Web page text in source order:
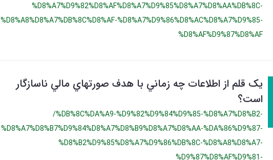
%D8%A7%D9%82%D8%AF%D8%A7%D9%85%D8%A7%D8%AA%DB%8C-
%D8%A8%D8%A7%DB%8C%D8%AF-%D8%A7%D9%86%D8%AC%D8%A7%D9%85-
%D8%AF%D9%87%D8%AF
یک قلم از اطلاعات چه زماني با هدف صورتهاي مالي ناسازگار
است؟
/%DB%8C%DA%A9-%D9%82%D9%84%D9%85-%D8%A7%D8%B2-
%D8%A7%D8%B7%D9%84%D8%A7%D8%B9%D8%A7%D8%AA-%DA%86%D9%87-
%D8%B2%D9%85%D8%A7%D9%86%DB%8C-%D8%A8%D8%A7-
%D9%87%D8%AF%D9%81-